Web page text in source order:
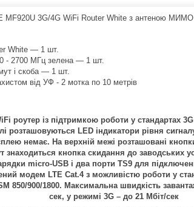
MF920U 3G/4G WiFi Router White з антеною
White — 1 шт.
- 2700 МГц зелена — 1 шт.
і скоба — 1 шт.
від УФ - 2 мотка по 10 метрів
роутер із підтримкою роботи у стандартах
розташовуються LED індикатори рівня
немає. На верхній межі розташовані
кнопка скидання до заводських
micro-USB і два порти TS9 для
модем LTE Cat.4 з можливістю роботи у
850/900/1800. Максимальна швидкість
сек, у режимі 3G – до 21 Мбіт/сек